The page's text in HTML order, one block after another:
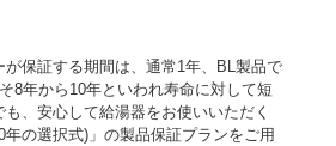
保証する期間は、通常1年、BL製品で
8年から10年といわれ寿命に対して短
、安心して給湯器をお使いいただく
の選択式)」の製品保証プランをご用